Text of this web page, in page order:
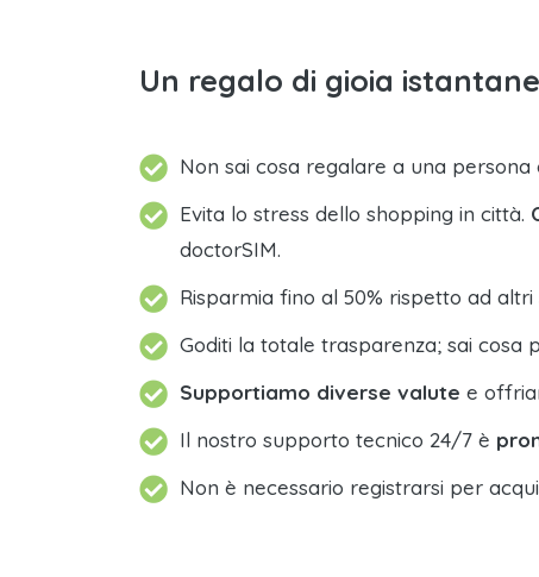
Un regalo di gioia
Non sai cosa regalare a una persona
Evita lo stress dello shopping in città.
doctorSIM.
Risparmia fino al 50% rispetto ad altri
Goditi la totale trasparenza; sai cosa
Supportiamo diverse valute e
Il nostro supporto tecnico 24/7 è
Non è necessario registrarsi per